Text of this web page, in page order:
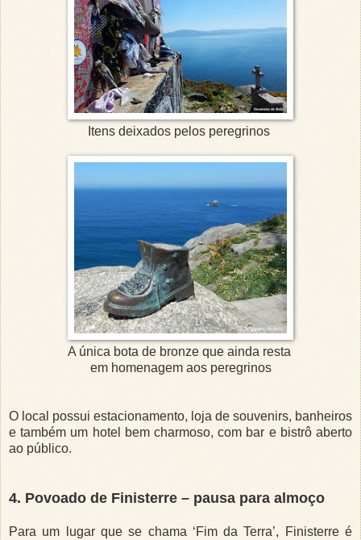
Itens deixados pelos peregrinos
A única bota de bronze que ainda resta
em homenagem aos peregrinos
O local possui estacionamento, loja de souvenirs, banheiros
e também um hotel bem charmoso, com bar e bistrô aberto
ao público.
4. Povoado de Finisterre – pausa para almoço
Para um lugar que se chama ‘Fim da Terra’, Finisterre é